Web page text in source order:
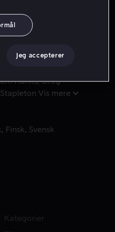
Kathleen Kelly på tre små
Kelly på tre små
har brevvekslet via e-mail
Hanks Greg
Stapleton Vis mere
Finsk Svensk
Kategorier
Jeg accepterer